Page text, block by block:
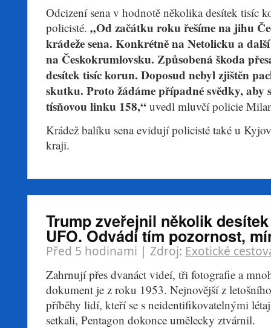
Odcizení sena v hodnotě několika desítek tisíc
policisté. „Od začátku roku řešíme na jihu
krádeže sena. Konkrétně na Netolicku a
na Českokrumlovsku. Způsobená škoda
desítek tisíc korun. Doposud nebyl zjištěn
skutku. Proto žádáme případné svědky, aby
tísňovou linku 158,“ uvedl mluvčí policie
Krádež balíku sena evidují policisté také u
kraji.
Trump zveřejnil několik
UFO. Odvádí tím pozornost,
Před 5 hodinami | Zdroj: Exotické
Zahrnují přes dvanáct videí, tři fotografie a
dokument je z roku 1953. Nejnovější z
příběhy lidí, kteří se s neidentifikovatelnými
setkali, Pentagon dokonce umělecky ztvárnil.